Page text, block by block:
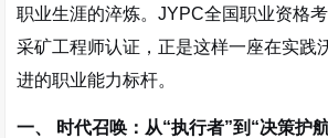
职业生涯的淬炼。JYPC全国职业资格
采矿工程师认证，正是这样一座在实践
进的职业能力标杆。
一、 时代召唤：从“执行者”到 “决策护